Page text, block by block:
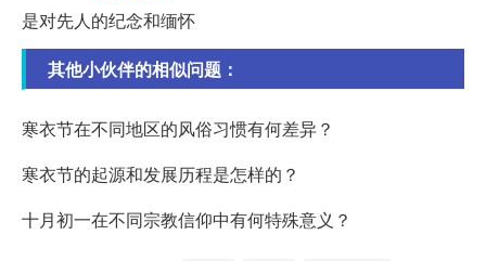
是对先人的纪念和缅怀
其他小伙伴的相似问题：
寒衣节在不同地区的风俗习惯有何差异？
寒衣节的起源和发展历程是怎样的？
十月初一在不同宗教信仰中有何特殊意义？